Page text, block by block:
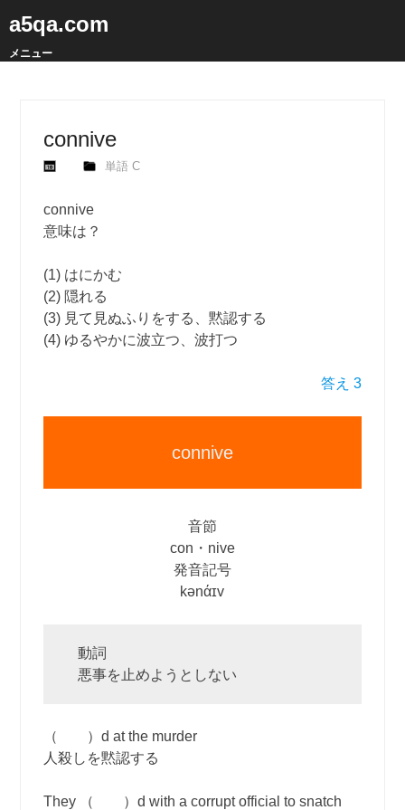
a5qa.com
メニュー
connive
単語 C
connive
意味は？
(1) はにかむ
(2) 隠れる
(3) 見て見ぬふりをする、黙認する
(4) ゆるやかに波立つ、波打つ
答え 3
connive
音節
con・nive
発音記号
kənάɪv
動詞
悪事を止めようとしない
（ ）d at the murder
人殺しを黙認する
They （ ）d with a corrupt official to snatch